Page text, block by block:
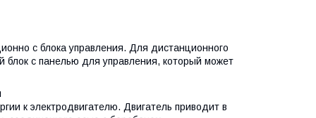
с блока управления. Для дистанционного
блок с панелью для управления, который может
к электродвигателю. Двигатель приводит в